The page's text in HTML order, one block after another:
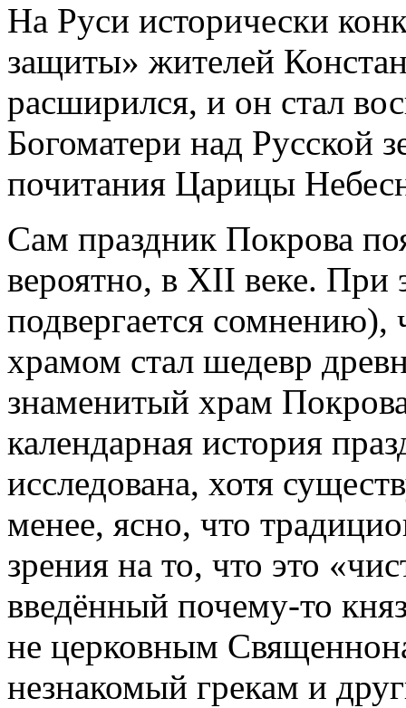
На Руси исторически
защиты» жителей
расширился, и он стал
Богоматери над Русской
почитания Царицы
Сам праздник Покрова
вероятно, в XII веке. При
подвергается
храмом стал шедевр
знаменитый храм
календарная история
исследована, хотя
менее, ясно, что
зрения на то, что это
введённый почему-то
не церковным
незнакомый грекам и